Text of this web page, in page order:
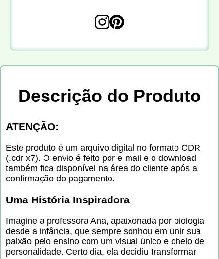
Descrição do Produto
ATENÇÃO:
Este produto é um arquivo digital no formato CDR
(.cdr x7). O envio é feito por e-mail e o download
também fica disponível na área do cliente após a
confirmação do pagamento.
Uma História Inspiradora
Imagine a professora Ana, apaixonada por biologia
desde a infância, que sempre sonhou em unir sua
paixão pelo ensino com um visual único e cheio de
personalidade. Certo dia, ela decidiu transformar